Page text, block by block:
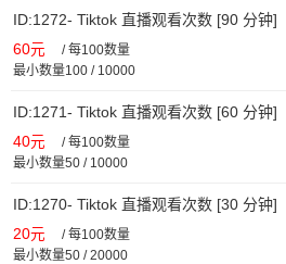
ID:1272- Tiktok 直播观看次数 [90 分钟]
60元 /每100数量
最小数量100 / 10000
ID:1271- Tiktok 直播观看次数 [60 分钟]
40元 /每100数量
最小数量50 / 10000
ID:1270- Tiktok 直播观看次数 [30 分钟]
20元 /每100数量
最小数量50 / 20000